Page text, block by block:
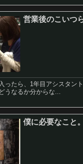
営業後のこいつ
ったら、1年目アシスタン
うなるか分からな...
僕に必要なこと。